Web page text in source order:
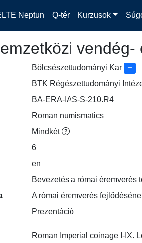
Neptun Q-tér Kurzusok
Bölcsészettudományi Kar
BTK Régészettudományi
BA-ERA-IAS-S-210.R4
Roman numismatics
Mindkét
6
en
Bevezetés a római éremverés
A római éremverés
Prezentáció
Roman Imperial coinage I-IX.